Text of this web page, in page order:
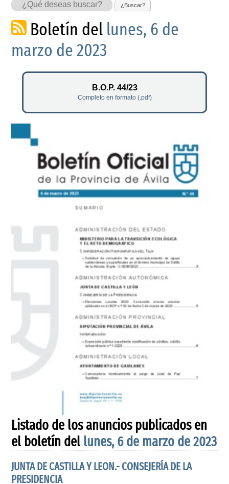
¿Buscar?
Boletín del lunes, 6 de
marzo de 2023
B.O.P. 44/23
Completo en formato (.pdf)
Listado de los anuncios publicados en
el boletín del lunes, 6 de marzo de 2023
JUNTA DE CASTILLA Y LEON.- CONSEJERÍA DE LA
PRESIDENCIA